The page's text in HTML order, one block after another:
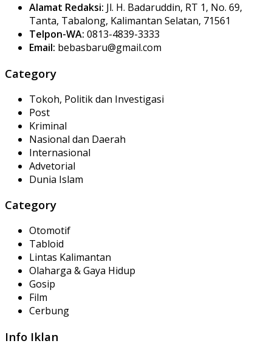
Alamat Redaksi: Jl. H. Badaruddin, RT 1, No. 69,
Tanta, Tabalong, Kalimantan Selatan, 71561
Telpon-WA: 0813-4839-3333
Email: bebasbaru@gmail.com
Category
Tokoh, Politik dan Investigasi
Post
Kriminal
Nasional dan Daerah
Internasional
Advetorial
Dunia Islam
Category
Otomotif
Tabloid
Lintas Kalimantan
Olaharga & Gaya Hidup
Gosip
Film
Cerbung
Info Iklan